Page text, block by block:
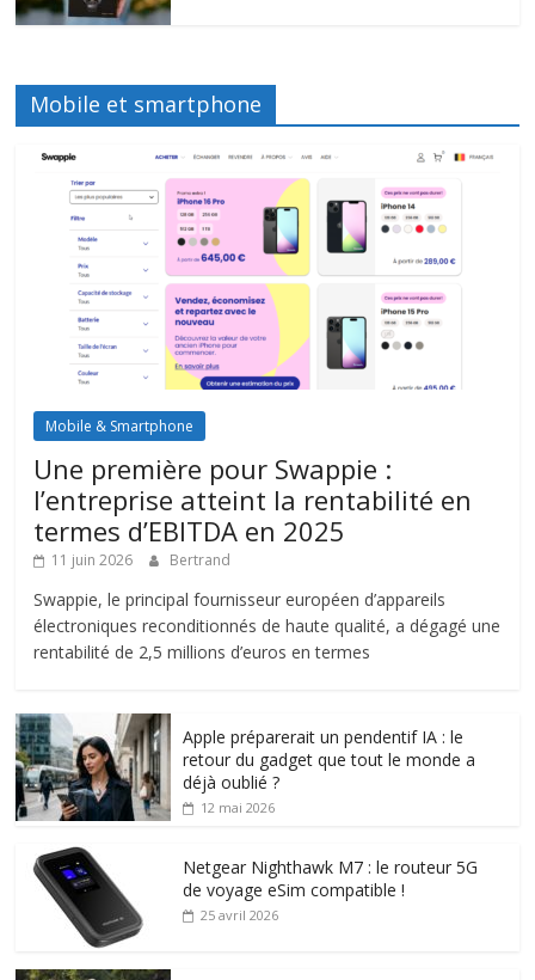
Mobile et smartphone
Mobile & Smartphone
Une première pour Swappie :
l’entreprise atteint la rentabilité en
termes d’EBITDA en 2025
11 juin 2026 Bertrand
Swappie, le principal fournisseur européen d’appareils
électroniques reconditionnés de haute qualité, a dégagé une
rentabilité de 2,5 millions d’euros en termes
Apple préparerait un pendentif IA : le
retour du gadget que tout le monde a
déjà oublié ?
12 mai 2026
Netgear Nighthawk M7 : le routeur 5G
de voyage eSim compatible !
25 avril 2026